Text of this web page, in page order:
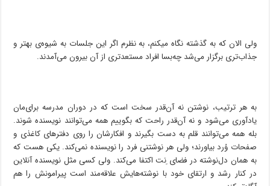
ولی الان که به گذشته نگاه می‎کنم، به نظرم اگر این جلسات به شیوه‌ی بهتر و
جذاب‌تری برگزار می‌شد چه‌بسا افراد مستعدتری از آن بیرون می‌آمدند.
به هر ترتیب، نوشتن نه آن‌قدر سخت است که در دوران مدرسه برای‌مان
یادآوری می‌شود و نه آن‌قدر راحت که بگوییم همه می‌توانند نویسنده شوند.
بله همه می‌توانند قلم ‌به ‌دست بگیرند و افکارشان را روی دفترهای کاغذی و
صفحات وُرد بیاورند؛ ولی هر نوشتنی فرد را نویسنده نمی‌کند. یکی هست که
به همان دل‌نوشته در فضای ِنت اکتفا می‌کند. ولی کسی مثل نویسنده آنلاین
در کنار رشد و ارتقای خود با نوشته‌هایش علاقه‌مند است پیرامونش را هم